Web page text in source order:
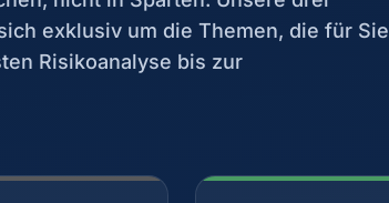
exklusiv um die Themen, die für Sie
Risikoanalyse bis zur